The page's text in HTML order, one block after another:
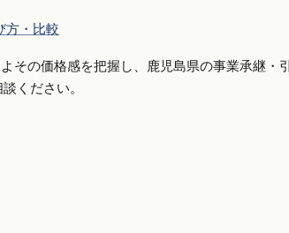
方・比較
その価格感を把握し、鹿児島県の事業承継
ください。